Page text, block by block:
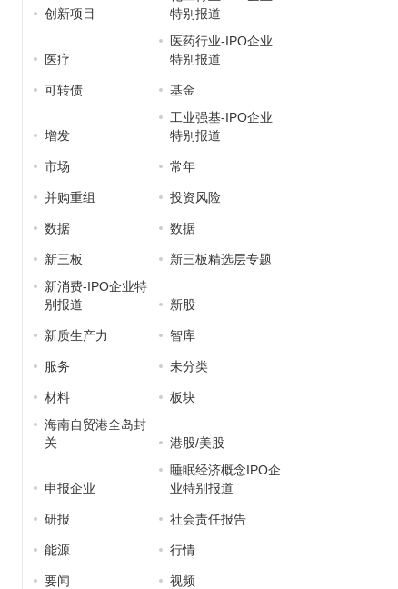
创新项目
特别报道
医疗
医药行业-IPO企业
特别报道
可转债 基金
增发
工业强基-IPO企业
特别报道
市场 常年
并购重组 投资风险
数据 数据
新三板
新三板精选层专题
新消费-IPO企业特
别报道
新股
新质生产力 智库
服务 未分类
材料
板块
海南自贸港全岛封
关
港股/美股
申报企业
睡眠经济概念IPO企
业特别报道
研报 社会责任报告
能源 行情
要闻 视频